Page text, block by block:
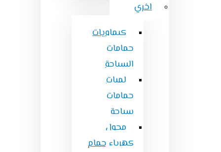
اخري
كيماويات
حمامات
السباحة
لمبات
حمامات
سباحة
محول
كهرباء حمام